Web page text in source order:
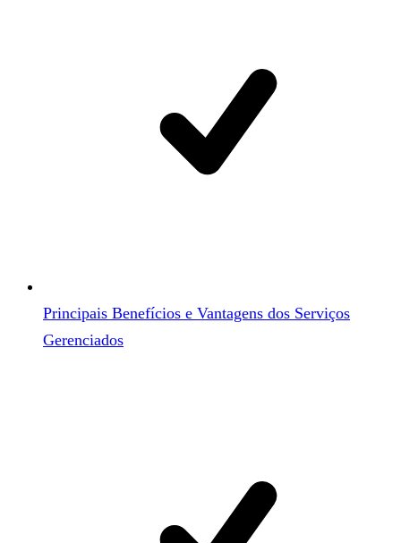
Principais Benefícios e Vantagens dos Serviços
Gerenciados